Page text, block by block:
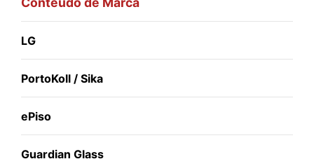
LG
PortoKoll / Sika
ePiso
Guardian Glass